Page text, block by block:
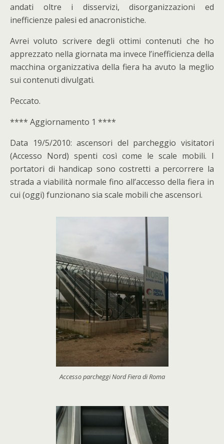
andati oltre i disservizi, disorganizzazioni ed
inefficienze palesi ed anacronistiche.
Avrei voluto scrivere degli ottimi contenuti che ho
apprezzato nella giornata ma invece l’inefficienza della
macchina organizzativa della fiera ha avuto la meglio
sui contenuti divulgati.
Peccato.
**** Aggiornamento 1 ****
Data 19/5/2010: ascensori del parcheggio visitatori
(Accesso Nord) spenti così come le scale mobili. I
portatori di handicap sono costretti a percorrere la
strada a viabilità normale fino all’accesso della fiera in
cui (oggi) funzionano sia scale mobili che ascensori.
Accesso parcheggi Nord Fiera di Roma